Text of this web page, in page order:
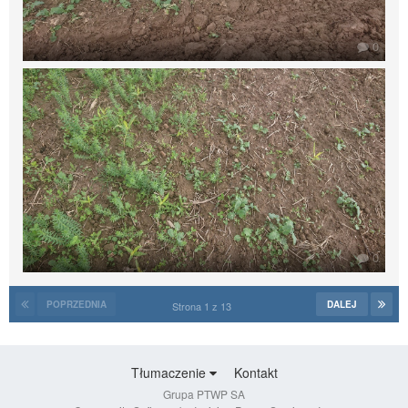
0
0
POPRZEDNIA DALEJ
Strona 1 z 13
Tłumaczenie Kontakt
Grupa PTWP SA